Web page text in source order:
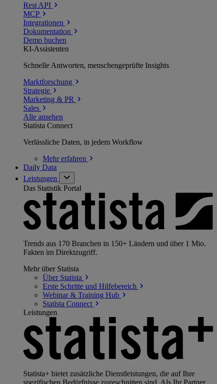
Rest API
MCP
Integrationen
Dokumentation
Demo buchen
KI-Assistenten
Schnelle Antworten, menschengeprüfte Insights
Marktforschung
Strategie
Marketing & PR
Sales
Alle ansehen
Statista Connect
Verlässliche Daten, in jedem Workflow
Mehrerfahren
Daily Data
Leistungen
Das Statistik Portal
Trends aus 170 Branchen in 150+ Ländern und über 1 Mio.
Fakten im Direktzugriff.
Mehr über Statista
Über Statista
Erste Schritte und Hilfebereich
Webinar & Training Hub
Statista Connect
Leistungen
Statista+ bietet zusätzliche Dienstleistungen, die auf Ihre
spezifischen Bedürfnisse zugeschnitten sind. Als Ihr Partner